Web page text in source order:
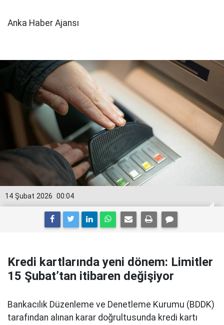
Anka Haber Ajansı
00:04
14 Şubat 2026
Kredi kartlarında yeni dönem: Limitler
15 Şubat’tan itibaren değişiyor
Bankacılık Düzenleme ve Denetleme Kurumu (BDDK)
tarafından alınan karar doğrultusunda kredi kartı